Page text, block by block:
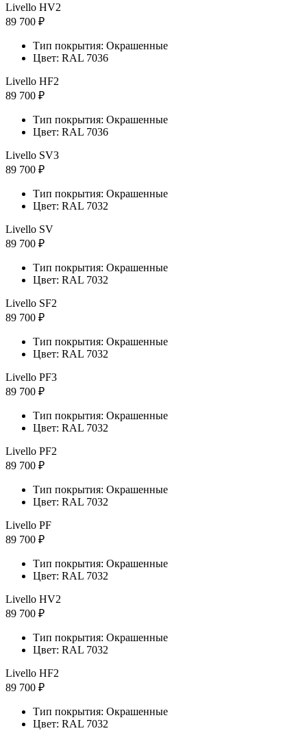
Livello HV2
89 700 ₽
Тип покрытия: Окрашенные
Цвет: RAL 7036
Livello HF2
89 700 ₽
Тип покрытия: Окрашенные
Цвет: RAL 7036
Livello SV3
89 700 ₽
Тип покрытия: Окрашенные
Цвет: RAL 7032
Livello SV
89 700 ₽
Тип покрытия: Окрашенные
Цвет: RAL 7032
Livello SF2
89 700 ₽
Тип покрытия: Окрашенные
Цвет: RAL 7032
Livello PF3
89 700 ₽
Тип покрытия: Окрашенные
Цвет: RAL 7032
Livello PF2
89 700 ₽
Тип покрытия: Окрашенные
Цвет: RAL 7032
Livello PF
89 700 ₽
Тип покрытия: Окрашенные
Цвет: RAL 7032
Livello HV2
89 700 ₽
Тип покрытия: Окрашенные
Цвет: RAL 7032
Livello HF2
89 700 ₽
Тип покрытия: Окрашенные
Цвет: RAL 7032